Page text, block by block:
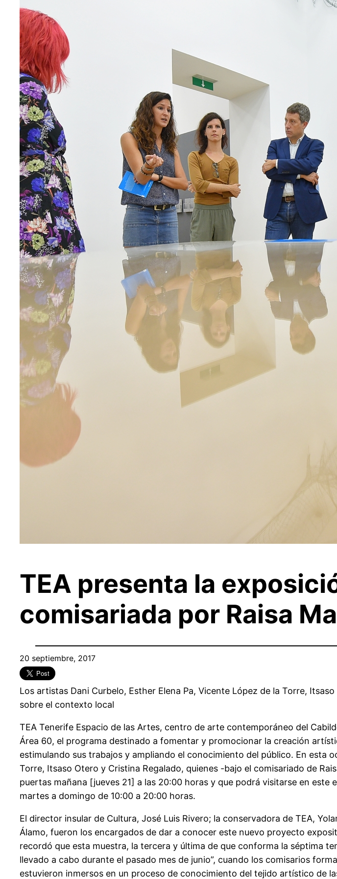
TEA presenta la
comisariada por Raisa
20 septiembre, 2017
Los artistas Dani Curbelo, Esther Elena Pa, Vicente López de la Torre,
sobre el contexto local
TEA Tenerife Espacio de las Artes, centro de arte contemporáneo del
Área 60, el programa destinado a fomentar y promocionar la creación
estimulando sus trabajos y ampliando el conocimiento del público. En esta
Torre, Itsaso Otero y Cristina Regalado, quienes -bajo el comisariado de
puertas mañana [jueves 21] a las 20:00 horas y que podrá visitarse en
martes a domingo de 10:00 a 20:00 horas.
El director insular de Cultura, José Luis Rivero; la conservadora de TEA,
Álamo, fueron los encargados de dar a conocer este nuevo proyecto
recordó que esta muestra, la tercera y última de que conforma la séptima
llevado a cabo durante el pasado mes de junio”, cuando los comisarios
estuvieron inmersos en un proceso de conocimiento del tejido artístico de